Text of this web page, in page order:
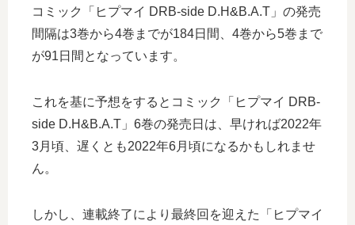
コミック「ヒプマイ DRB-side D.H&B.A.T」の発売
間隔は3巻から4巻までが184日間、4巻から5巻まで
が91日間となっています。
これを基に予想をするとコミック「ヒプマイ DRB-
side D.H&B.A.T」6巻の発売日は、早ければ2022年
3月頃、遅くとも2022年6月頃になるかもしれませ
ん。
しかし、連載終了により最終回を迎えた「ヒプマイ